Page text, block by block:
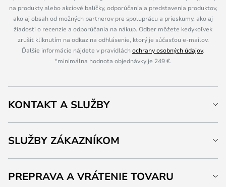
na produkty alebo akciové balíčky, odporúčania a predstavenia produktov,
ako aj obsah od možných partnerov pre spoluprácu a prieskumy, ako aj
žiadosti o recenzie a odporúčania na nákup. Odber môžete kedykoľvek
zrušiť kliknutím na odkaz na odhlásenie, ktorý je súčasťou e-mailov.
Ďalšie informácie nájdete v pravidláchochrany osobných údajov.
*minimálna hodnota objednávky je 249 €.
KONTAKT A SLUŽBY
SLUŽBY ZÁKAZNÍKOM
PREPRAVA A VRÁTENIE TOVARU